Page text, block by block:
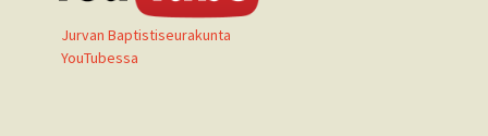
Jurvan Baptistiseurakunta
YouTubessa